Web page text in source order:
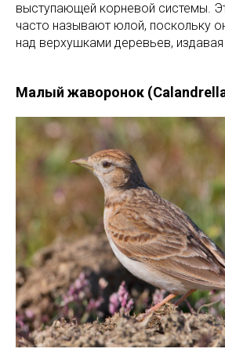
выступающей корневой системы.
часто называют юлой, поскольку
над верхушками деревьев, издавая
Малый жаворонок